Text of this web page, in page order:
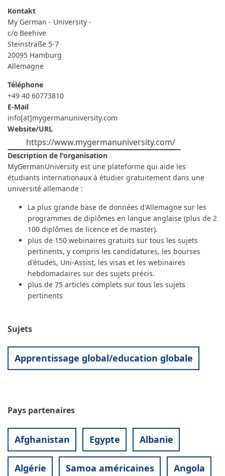
UNIVERSITY
-
My German - University -
c/o Beehive
Steinstraße 5-7
20095 Hamburg
Allemagne
Téléphone
+49 40 60773810
E-Mail
info[at]mygermanuniversity.com
Website/URL
https://www.mygermanuniversity.com/
Description de l'organisation
MyGermanUniversity est une plateforme qui aide les
étudiants internationaux à étudier gratuitement dans une
université allemande :
La plus grande base de données d'Allemagne sur les
programmes de diplômes en langue anglaise (plus de 2
100 diplômes de licence et de master).
plus de 150 webinaires gratuits sur tous les sujets
pertinents, y compris les candidatures, les bourses
d'études, Uni-Assist, les visas et les webinaires
hebdomadaires sur des sujets précis.
plus de 75 articles complets sur tous les sujets
pertinents
Sujets
Apprentissage global/education globale
Pays partenaires
Afghanistan Egypte Albanie
Algérie Samoa américaines Angola